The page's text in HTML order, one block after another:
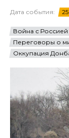
Дата события:
Война с Россией
Переговоры о
Оккупация